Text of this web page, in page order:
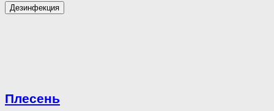
Дезинфекция
Плесень